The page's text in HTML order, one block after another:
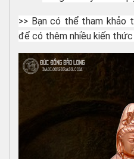
>> Bạn có thể tham khảo
để có thêm nhiều kiến thức